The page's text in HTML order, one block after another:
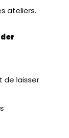
ateliers.
de laisser